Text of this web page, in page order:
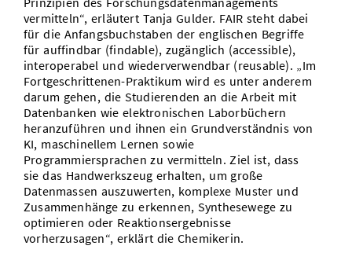
vermitteln“, erläutert Tanja Gulder. FAIR steht dabei
für die Anfangsbuchstaben der englischen Begriffe
für auffindbar (findable), zugänglich (accessible),
interoperabel und wiederverwendbar (reusable). „Im
Fortgeschrittenen-Praktikum wird es unter anderem
darum gehen, die Studierenden an die Arbeit mit
Datenbanken wie elektronischen Laborbüchern
heranzuführen und ihnen ein Grundverständnis von
KI, maschinellem Lernen sowie
Programmiersprachen zu vermitteln. Ziel ist, dass
sie das Handwerkszeug erhalten, um große
Datenmassen auszuwerten, komplexe Muster und
Zusammenhänge zu erkennen, Synthesewege zu
optimieren oder Reaktionsergebnisse
vorherzusagen“, erklärt die Chemikerin.